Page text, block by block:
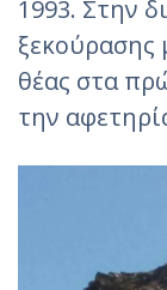
1993. Στην
ξεκούρασης
θέας στα
την